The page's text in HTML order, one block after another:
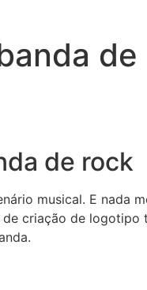
de rock
musical. E nada
criação de logotipo